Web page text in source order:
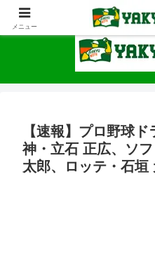
野球が上手くな
【速報】プロ野球
神・立石 正広、ソ
太郎、ロッテ・石垣
メニュー